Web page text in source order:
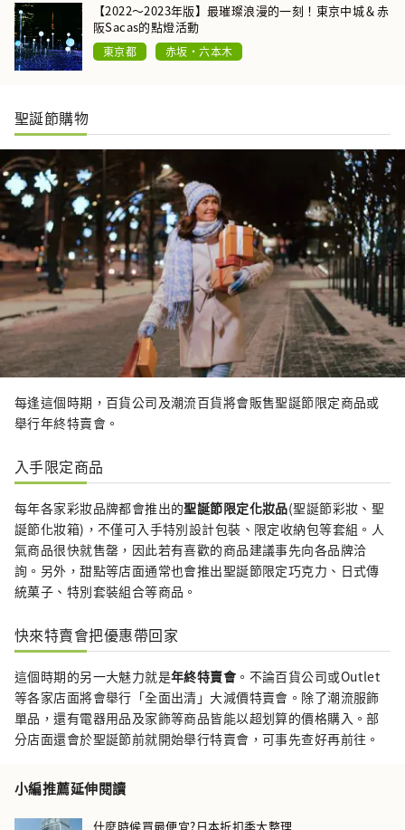
【2022〜2023年版】最璀璨浪漫的一刻！東京中城＆赤
阪Sacas的點燈活動
東京都 赤坂・六本木
聖誕節購物
每逢這個時期，百貨公司及潮流百貨將會販售聖誕節限定商品或
舉行年終特賣會。
入手限定商品
每年各家彩妝品牌都會推出的聖誕節限定化妝品(聖誕節彩妝、聖
誕節化妝箱)，不僅可入手特別設計包裝、限定收納包等套組。人
氣商品很快就售罄，因此若有喜歡的商品建議事先向各品牌洽
詢。另外，甜點等店面通常也會推出聖誕節限定巧克力、日式傳
統菓子、特別套裝組合等商品。
快來特賣會把優惠帶回家
這個時期的另一大魅力就是年終特賣會。不論百貨公司或Outlet
等各家店面將會舉行「全面出清」大減價特賣會。除了潮流服飾
單品，還有電器用品及家飾等商品皆能以超划算的價格購入。部
分店面還會於聖誕節前就開始舉行特賣會，可事先查好再前往。
小編推薦延伸閱讀
什麼時候買最便宜?日本折扣季大整理